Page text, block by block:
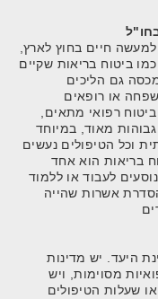
חיים בחוץ לארץ,
ביטוח בריאות שקיים
גם הליכים
או רופאים
רפואי מתאים,
מאוד, במיוחד
וכל הטיפולים נעשים
בריאות הוא אחד
לעבוד או ללמוד
אשרות שהייה
היעד. יש מדינות
מסוימות, ויש
שעלות הטיפולים